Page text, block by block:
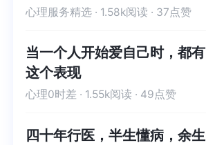
少临床工作方法
心理服务精选 · 1.58k阅读 · 37点赞
当一个人开始爱自己时，都有
这个表现
心理0时差 · 1.55k阅读 · 49点赞
四十年行医，半生懂病，余生